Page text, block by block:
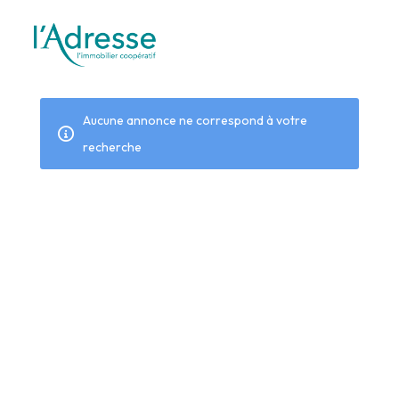
Aucune annonce ne correspond à votre
recherche